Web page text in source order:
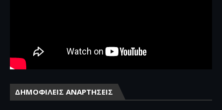
ΔΗΜΟΦΙΛΕΙΣ ΑΝΑΡΤΗΣΕΙΣ